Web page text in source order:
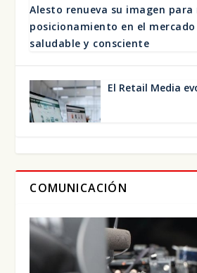
Ales­to renue­va su ima­gen
posi­cio­na­mien­to en el
salu­da­ble y cons­cien­te
El Retail Media
COMUNICACIÓN